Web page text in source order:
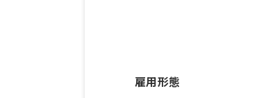
雇用形態